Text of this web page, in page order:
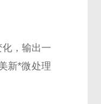
，输出一
新*微处理